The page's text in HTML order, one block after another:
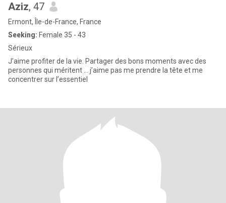
Aziz, 47
Ermont, Île-de-France, France
Seeking: Female 35 - 43
Sérieux
J’aime profiter de la vie. Partager des bons moments avec des
personnes qui méritent ... j’aime pas me prendre la tête et me
concentrer sur l’essentiel